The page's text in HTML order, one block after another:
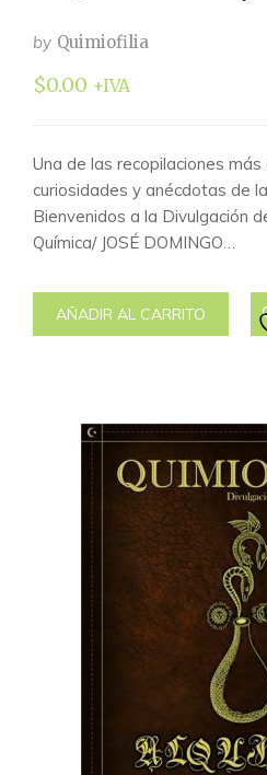
by Quimiofilia
$0.00 +IVA
Una de las recopilaciones
curiosidades y anécdotas de
Bienvenidos a la Divulgación
Química/ JOSÉ DOMINGO…
AÑADIR AL CARRITO